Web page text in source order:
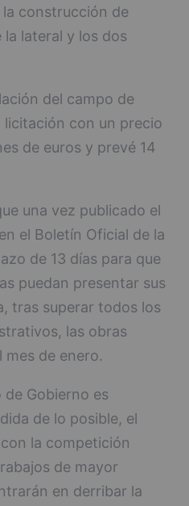
construcción de
lateral y los dos
del campo de
licitación con un precio
de euros y prevé 14
una vez publicado el
el Boletín Oficial de la
de 13 días para que
puedan presentar sus
tras superar todos los
las obras
mes de enero.
Gobierno es
de lo posible, el
la competición
de mayor
en derribar la